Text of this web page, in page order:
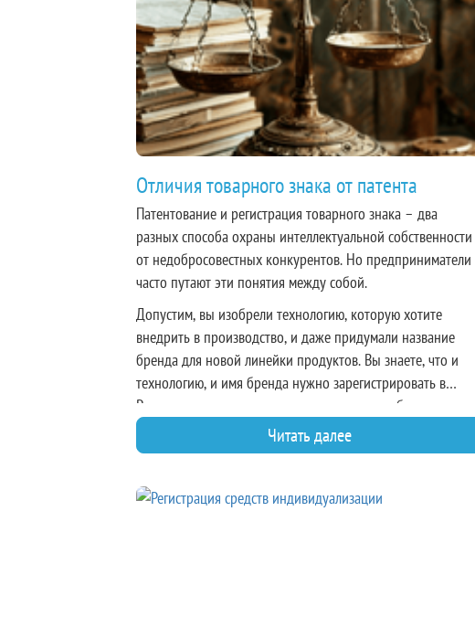
Отличия товарного знака от патента
Патентование и регистрация товарного знака – два
разных способа охраны интеллектуальной собственности
от недобросовестных конкурентов. Но предприниматели
часто путают эти понятия между собой.
Допустим, вы изобрели технологию, которую хотите
внедрить в производство, и даже придумали название
бренда для новой линейки продуктов. Вы знаете, что и
технологию, и имя бренда нужно зарегистрировать в
Роспатенте, только не уверены, что из этого будет
защищено товарным знаком, а что – патентом. Давайте
разбираться.
Читать далее